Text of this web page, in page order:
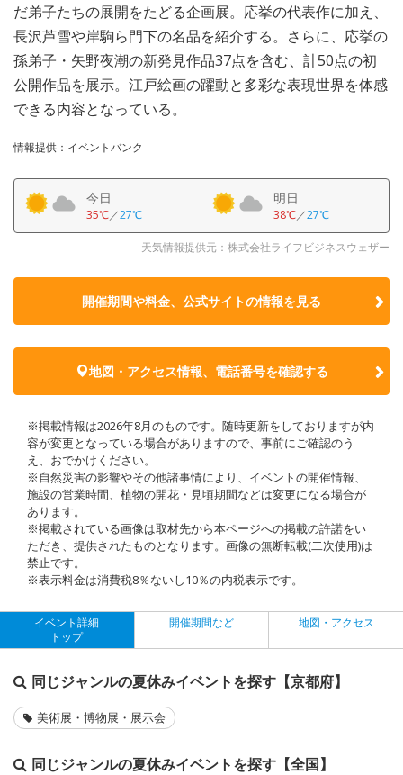
だ弟子たちの展開をたどる企画展。応挙の代表作に加え、
長沢芦雪や岸駒ら門下の名品を紹介する。さらに、応挙の
孫弟子・矢野夜潮の新発見作品37点を含む、計50点の初
公開作品を展示。江戸絵画の躍動と多彩な表現世界を体感
できる内容となっている。
情報提供：イベントバンク
今日
35℃／27℃
明日
38℃／27℃
天気情報提供元：株式会社ライフビジネスウェザー
開催期間や料金、公式サイトの情報を見る
地図・アクセス情報、電話番号を確認する
※掲載情報は2026年8月のものです。随時更新をしておりますが内
容が変更となっている場合がありますので、事前にご確認のう
え、おでかけください。
※自然災害の影響やその他諸事情により、イベントの開催情報、
施設の営業時間、植物の開花・見頃期間などは変更になる場合が
あります。
※掲載されている画像は取材先から本ページへの掲載の許諾をい
ただき、提供されたものとなります。画像の無断転載(二次使用)は
禁止です。
※表示料金は消費税8％ないし10％の内税表示です。
イベント詳細
トップ
開催期間など 地図・アクセス
同じジャンルの夏休みイベントを探す【京都府】
美術展・博物展・展示会
同じジャンルの夏休みイベントを探す【全国】